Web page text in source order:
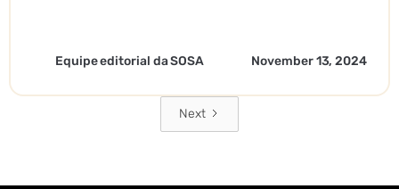
Equipe editorial da SOSA November 13, 2024
Next